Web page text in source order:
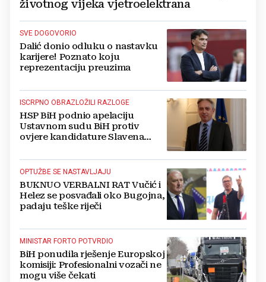
životnog vijeka vjetroelektrana
SVE DOGOVORIO
Dalić donio odluku o nastavku
karijere! Poznato koju
reprezentaciju preuzima
ISCRPNO OBRAZLOŽILI RAZLOGE
HSP BiH podnio apelaciju
Ustavnom sudu BiH protiv
ovjere kandidature Slavena
OPTUŽBE SE NASTAVLJAJU
BUKNUO VERBALNI RAT Vučić i
Helez se posvađali oko Bugojna,
padaju teške riječi
MINISTAR FORTO POTVRDIO
BiH ponudila rješenje Europskoj
komisiji: Profesionalni vozači ne
mogu više čekati